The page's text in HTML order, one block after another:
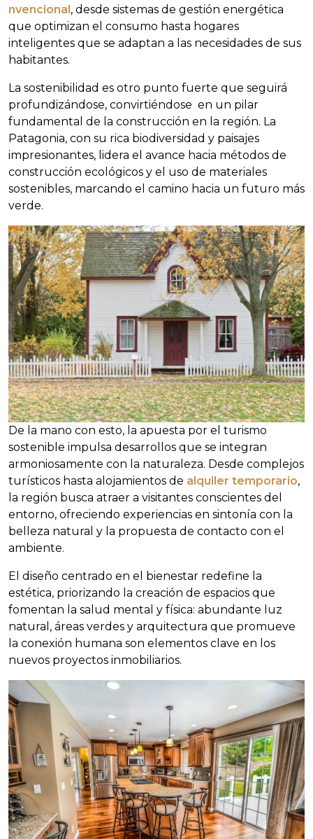
nvencional, desde sistemas de gestión energética
que optimizan el consumo hasta hogares
inteligentes que se adaptan a las necesidades de sus
habitantes.
La sostenibilidad es otro punto fuerte que seguirá
profundizándose, convirtiéndose en un pilar
fundamental de la construcción en la región. La
Patagonia, con su rica biodiversidad y paisajes
impresionantes, lidera el avance hacia métodos de
construcción ecológicos y el uso de materiales
sostenibles, marcando el camino hacia un futuro más
verde.
De la mano con esto, la apuesta por el turismo
sostenible impulsa desarrollos que se integran
armoniosamente con la naturaleza. Desde complejos
turísticos hasta alojamientos de alquiler temporario,
la región busca atraer a visitantes conscientes del
entorno, ofreciendo experiencias en sintonía con la
belleza natural y la propuesta de contacto con el
ambiente.
El diseño centrado en el bienestar redefine la
estética, priorizando la creación de espacios que
fomentan la salud mental y física: abundante luz
natural, áreas verdes y arquitectura que promueve
la conexión humana son elementos clave en los
nuevos proyectos inmobiliarios.